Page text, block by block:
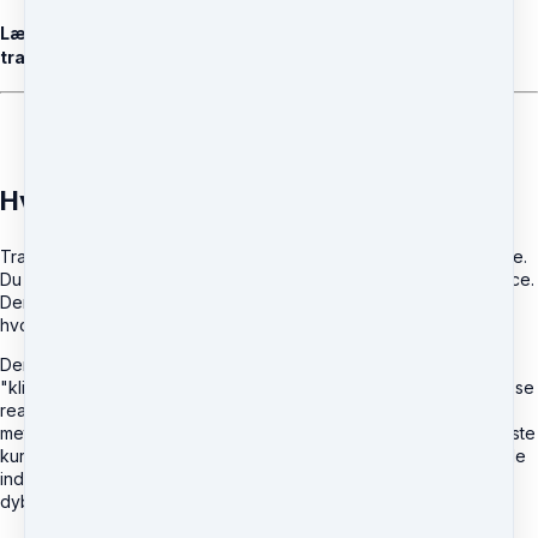
Lær hvordan du får succes med at fordybe og teste
trancedybde
Hvorfor trancedybde?
Trance dybde er ekstremt vigtigt i det hypnoterapeutiske arbejde.
Du har forskellige muligheder på de individuelle niveauer af trance.
Derfor er det vigtigt at vide hvor dybt klienten er i hypnose og
hvordan du bringer klienten dybere i hypnose.
Der findes ikke svært hypnotiserbare klienter. Der findes kun
"klient reaktioner". Det er din opgave som hypnotisør at tolke disse
reaktioner fra dine klienter så du kan vælge den bedst mulige
metode til at fordybe trancen. Dette kursus er nok et af de vigtigste
kurser overhovedet. Det vil lære dig at blive dygtig til at skelne de
individuelle dybder fra hinanden og hvordan du bringer klienten
dybere i hypnose.